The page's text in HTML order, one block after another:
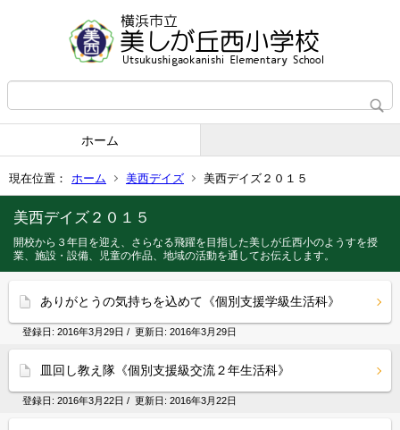
ホーム
現在位置： ホーム 美西デイズ 美西デイズ２０１５
美西デイズ２０１５
開校から３年目を迎え、さらなる飛躍を目指した美しが丘西小のようすを授
業、施設・設備、児童の作品、地域の活動を通してお伝えします。
ありがとうの気持ちを込めて《個別支援学級生活科》
登録日: 2016年3月29日 / 更新日: 2016年3月29日
皿回し教え隊《個別支援級交流２年生活科》
登録日: 2016年3月22日 / 更新日: 2016年3月22日